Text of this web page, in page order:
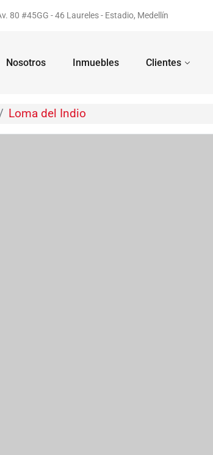
80 #45GG - 46 Laureles - Estadio, Medellín
Nosotros Inmuebles Clientes
Loma del Indio